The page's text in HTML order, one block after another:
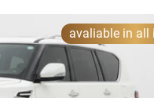
avaliable in all